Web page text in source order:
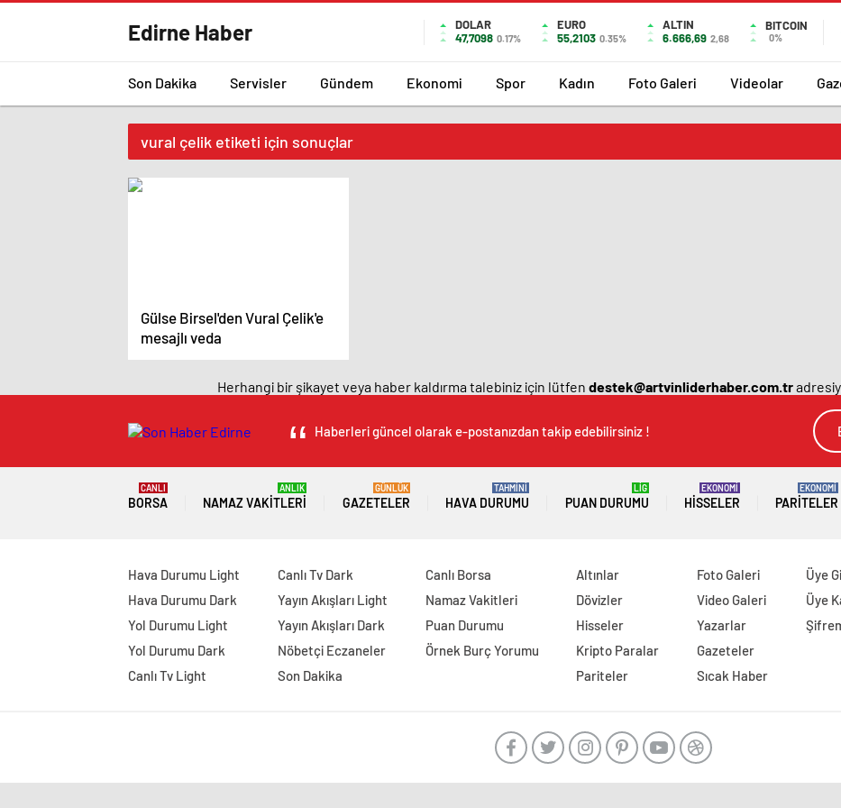
Edirne Haber
DOLAR
47,7098 0.17%
EURO
55,2103 0.35%
ALTIN
6.666,69 2,68
BITCOIN
0%
Son Dakika Servisler Gündem Ekonomi Spor Kadın Foto Galeri Videolar
vural çelik etiketi için sonuçlar
Gülse Birsel'den Vural Çelik'e
mesajlı veda
Herhangi bir şikayet veya haber kaldırma talebiniz için lütfen destek@artvinliderhaber.com.tr
Haberleri güncel olarak e-postanızdan takip edebilirsiniz !
BORSA
CANLI
NAMAZ VAKITLERI
ANLIK
GAZETELER
GÜNLÜK
HAVA DURUMU
TAHMİNİ
PUAN DURUMU
LİG
HISSELER
EKONOMİ
PARITELER
EKONOMİ
Hava Durumu Light
Hava Durumu Dark
Yol Durumu Light
Yol Durumu Dark
Canlı Tv Light
Canlı Tv Dark
Yayın Akışları Light
Yayın Akışları Dark
Nöbetçi Eczaneler
Son Dakika
Canlı Borsa
Namaz Vakitleri
Puan Durumu
Örnek Burç Yorumu
Altınlar
Dövizler
Hisseler
Kripto Paralar
Pariteler
Foto Galeri
Video Galeri
Yazarlar
Gazeteler
Sıcak Haber
Üye
Üye